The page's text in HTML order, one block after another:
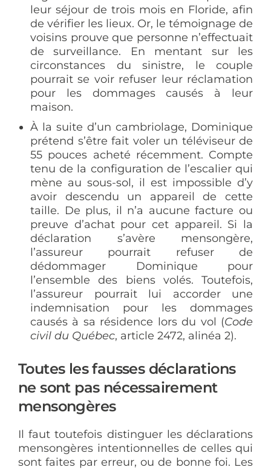
leur séjour de trois mois en Floride, afin
de vérifier les lieux. Or, le témoignage de
voisins prouve que personne n’effectuait
de surveillance. En mentant sur les
circonstances du sinistre, le couple
pourrait se voir refuser leur réclamation
pour les dommages causés à leur
maison.
À la suite d’un cambriolage, Dominique
prétend s’être fait voler un téléviseur de
55 pouces acheté récemment. Compte
tenu de la configuration de l’escalier qui
mène au sous-sol, il est impossible d’y
avoir descendu un appareil de cette
taille. De plus, il n’a aucune facture ou
preuve d’achat pour cet appareil. Si la
déclaration s’avère mensongère,
l’assureur pourrait refuser de
dédommager Dominique pour
l’ensemble des biens volés. Toutefois,
l’assureur pourrait lui accorder une
indemnisation pour les dommages
causés à sa résidence lors du vol (Code
civil du Québec, article 2472, alinéa 2).
Toutes les fausses déclarations
ne sont pas nécessairement
mensongères
Il faut toutefois distinguer les déclarations
mensongères intentionnelles de celles qui
sont faites par erreur, ou de bonne foi. Les